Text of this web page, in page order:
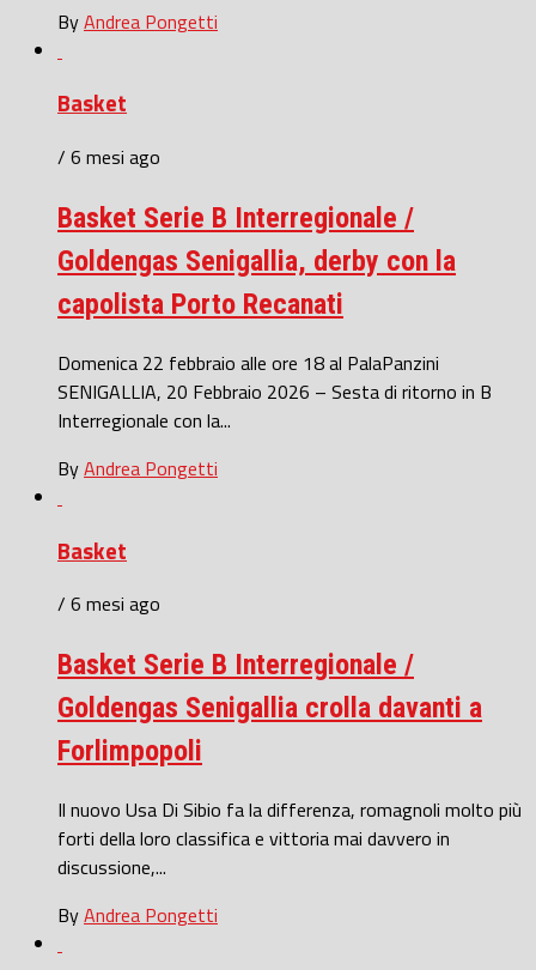
ByAndrea Pongetti
Basket
/ 6 mesi ago
Basket Serie B Interregionale /
Goldengas Senigallia, derby con la
capolista Porto Recanati
Domenica 22 febbraio alle ore 18 al PalaPanzini
SENIGALLIA, 20 Febbraio 2026 – Sesta di ritorno in B
Interregionale con la...
ByAndrea Pongetti
Basket
/ 6 mesi ago
Basket Serie B Interregionale /
Goldengas Senigallia crolla davanti a
Forlimpopoli
Il nuovo Usa Di Sibio fa la differenza, romagnoli molto più
forti della loro classifica e vittoria mai davvero in
discussione,...
ByAndrea Pongetti